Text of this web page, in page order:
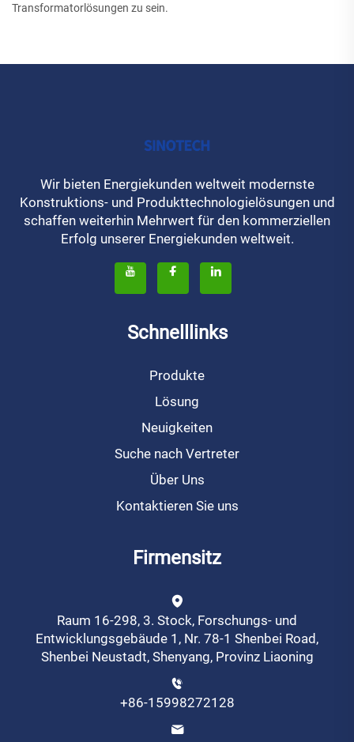
Transformatorlösungen zu sein.
Wir bieten Energiekunden weltweit modernste
Konstruktions- und Produkttechnologielösungen und
schaffen weiterhin Mehrwert für den kommerziellen
Erfolg unserer Energiekunden weltweit.
Schnelllinks
Produkte
Lösung
Neuigkeiten
Suche nach Vertreter
Über Uns
Kontaktieren Sie uns
Firmensitz
Raum 16-298, 3. Stock, Forschungs- und
Entwicklungsgebäude 1, Nr. 78-1 Shenbei Road,
Shenbei Neustadt, Shenyang, Provinz Liaoning
+86-15998272128